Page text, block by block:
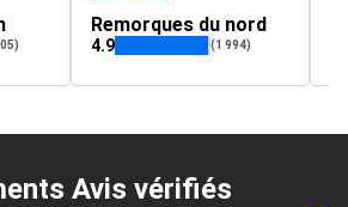
Remorques du nord
4.9 (1 994)
Avis vérifiés